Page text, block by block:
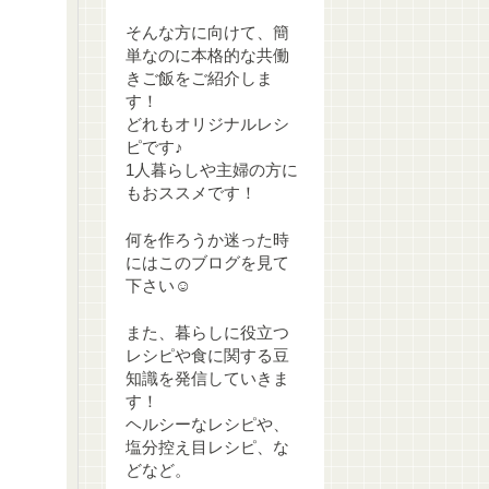
そんな方に向けて、簡
単なのに本格的な共働
きご飯をご紹介しま
す！
どれもオリジナルレシ
ピです♪
1人暮らしや主婦の方に
もおススメです！
何を作ろうか迷った時
にはこのブログを見て
下さい☺
また、暮らしに役立つ
レシピや食に関する豆
知識を発信していきま
す！
ヘルシーなレシピや、
塩分控え目レシピ、な
どなど。